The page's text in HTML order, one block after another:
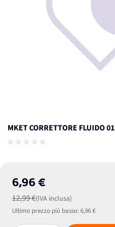
MKET CORRETTORE FLUIDO 01
6,96 €
12,99 €(IVA inclusa)
Ultimo prezzo più basso:6,96 €